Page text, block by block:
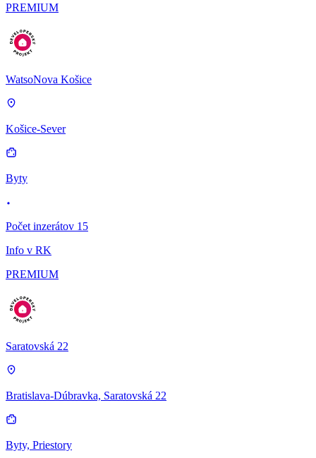
PREMIUM
WatsoNova Košice
Košice-Sever
Byty
Počet inzerátov 15
Info v RK
PREMIUM
Saratovská 22
Bratislava-Dúbravka, Saratovská 22
Byty, Priestory